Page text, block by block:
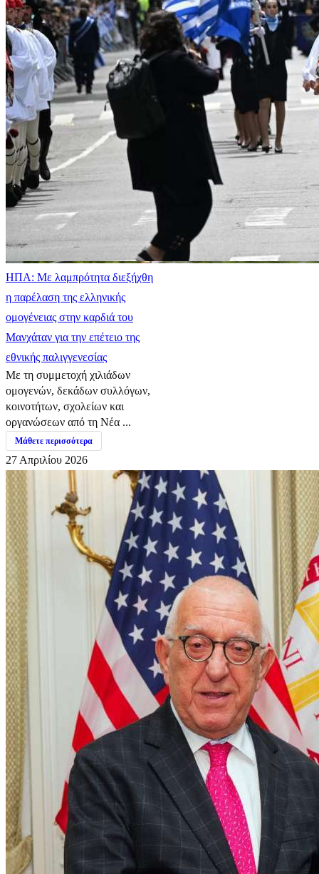
ΗΠΑ: Με λαμπρότητα διεξήχθη
η παρέλαση της ελληνικής
ομογένειας στην καρδιά του
Μανχάταν για την επέτειο της
εθνικής παλιγγενεσίας
Με τη συμμετοχή χιλιάδων
ομογενών, δεκάδων συλλόγων,
κοινοτήτων, σχολείων και
οργανώσεων από τη Νέα ...
Μάθετε περισσότερα
27 Απριλίου 2026